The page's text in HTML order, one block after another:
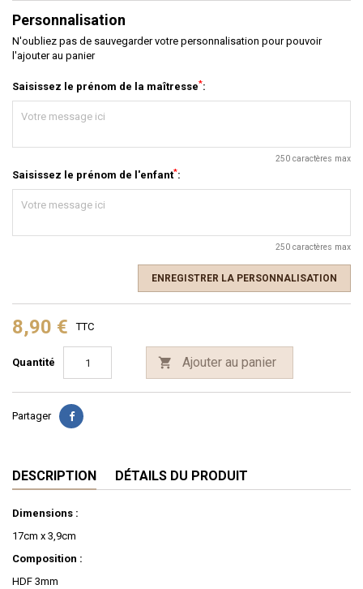
Personnalisation
N'oubliez pas de sauvegarder votre personnalisation pour pouvoir
l'ajouter au panier
Saisissez le prénom de la maîtresse*:
250 caractères max
Saisissez le prénom de l'enfant*:
250 caractères max
ENREGISTRER LA PERSONNALISATION
8,90 € TTC
Quantité  Ajouter au panier
Partager
DESCRIPTION DÉTAILS DU PRODUIT
Dimensions :
17cm x 3,9cm
Composition :
HDF 3mm